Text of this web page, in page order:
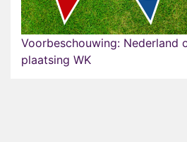
Voorbeschouwing: Nederland
plaatsing WK